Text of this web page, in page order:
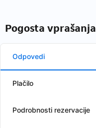
Pogosta vprašanja
Odpovedi
Plačilo
Podrobnosti rezervacije